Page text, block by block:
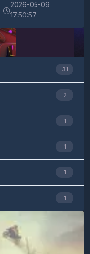
2026-05-09
17:50:57
31
2
1
1
1
1